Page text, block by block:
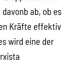
ab, ob es
Kräfte effektiv
wird eine der